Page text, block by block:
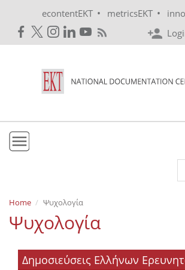
econtentEKT • metricsEKT •
Mission & Vision
Policies
e-Infrastructure
Home Ψυχολογία
Ψυχολογία
Δημοσιεύσεις Ελλήνων